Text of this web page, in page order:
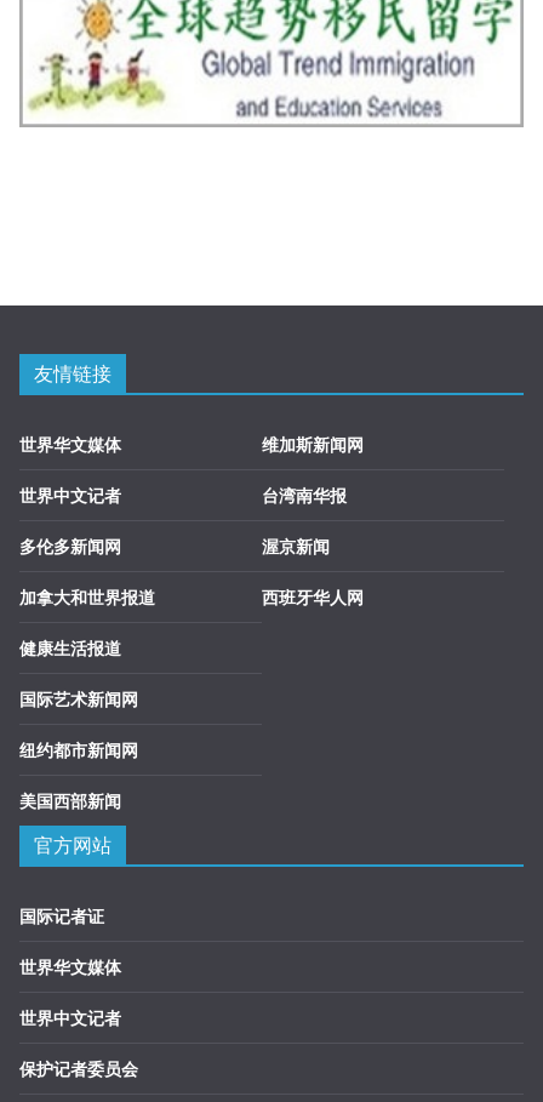
友情链接
世界华文媒体
世界中文记者
多伦多新闻网
加拿大和世界报道
健康生活报道
国际艺术新闻网
纽约都市新闻网
美国西部新闻
维加斯新闻网
台湾南华报
渥京新闻
西班牙华人网
官方网站
国际记者证
世界华文媒体
世界中文记者
保护记者委员会